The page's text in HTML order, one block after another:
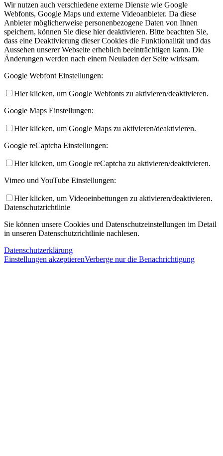
Wir nutzen auch verschiedene externe Dienste wie Google
Webfonts, Google Maps und externe Videoanbieter. Da diese
Anbieter möglicherweise personenbezogene Daten von Ihnen
speichern, können Sie diese hier deaktivieren. Bitte beachten Sie,
dass eine Deaktivierung dieser Cookies die Funktionalität und das
Aussehen unserer Webseite erheblich beeinträchtigen kann. Die
Änderungen werden nach einem Neuladen der Seite wirksam.
Google Webfont Einstellungen:
Hier klicken, um Google Webfonts zu aktivieren/deaktivieren.
Google Maps Einstellungen:
Hier klicken, um Google Maps zu aktivieren/deaktivieren.
Google reCaptcha Einstellungen:
Hier klicken, um Google reCaptcha zu aktivieren/deaktivieren.
Vimeo und YouTube Einstellungen:
Hier klicken, um Videoeinbettungen zu aktivieren/deaktivieren.
Datenschutzrichtlinie
Sie können unsere Cookies und Datenschutzeinstellungen im Detail
in unseren Datenschutzrichtlinie nachlesen.
Datenschutzerklärung
Einstellungen akzeptierenVerberge nur die Benachrichtigung